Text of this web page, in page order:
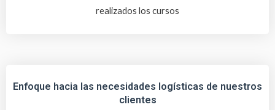
realizados los cursos
Enfoque hacia las necesidades logísticas de nuestros
clientes